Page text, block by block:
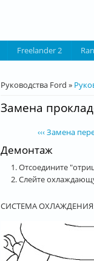
Freelander 2
Вы здесь
Руководства Ford »
Замена
‹‹‹ Замена
Демонтаж
Отсоедините
Слейте
СИСТЕМА ОХЛАЖДЕНИЯ: